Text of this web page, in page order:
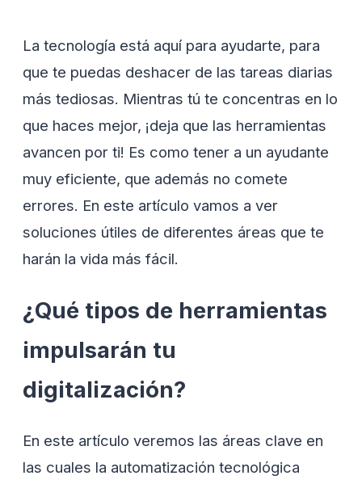
La tecnología está aquí para ayudarte, para
que te puedas deshacer de las tareas diarias
más tediosas. Mientras tú te concentras en lo
que haces mejor, ¡deja que las herramientas
avancen por ti! Es como tener a un ayudante
muy eficiente, que además no comete
errores. En este artículo vamos a ver
soluciones útiles de diferentes áreas que te
harán la vida más fácil.
¿Qué tipos de herramientas
impulsarán tu
digitalización?
En este artículo veremos las áreas clave en
las cuales la automatización tecnológica